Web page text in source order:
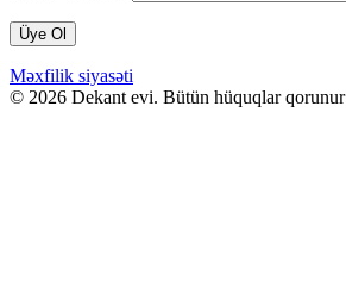
Üye Ol
Məxfilik siyasəti
© 2026 Dekant evi. Bütün hüquqlar qorunur